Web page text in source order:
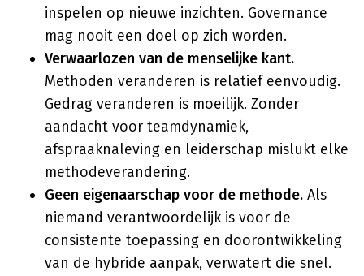
inspelen op nieuwe inzichten. Governance
mag nooit een doel op zich worden.
Verwaarlozen van de menselijke kant.
Methoden veranderen is relatief eenvoudig.
Gedrag veranderen is moeilijk. Zonder
aandacht voor teamdynamiek,
afspraaknaleving en leiderschap mislukt elke
methodeverandering.
Geen eigenaarschap voor de methode. Als
niemand verantwoordelijk is voor de
consistente toepassing en doorontwikkeling
van de hybride aanpak, verwatert die snel.